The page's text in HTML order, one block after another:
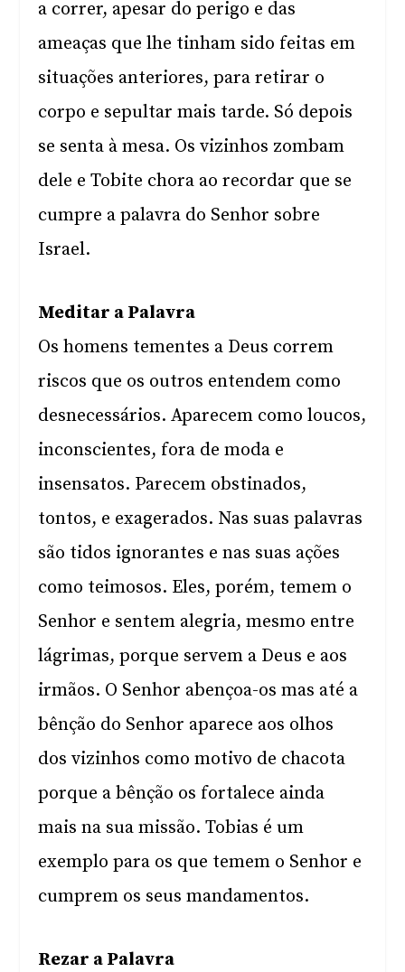
a correr, apesar do perigo e das
ameaças que lhe tinham sido feitas em
situações anteriores, para retirar o
corpo e sepultar mais tarde. Só depois
se senta à mesa. Os vizinhos zombam
dele e Tobite chora ao recordar que se
cumpre a palavra do Senhor sobre
Israel.
Meditar a Palavra
Os homens tementes a Deus correm
riscos que os outros entendem como
desnecessários. Aparecem como loucos,
inconscientes, fora de moda e
insensatos. Parecem obstinados,
tontos, e exagerados. Nas suas palavras
são tidos ignorantes e nas suas ações
como teimosos. Eles, porém, temem o
Senhor e sentem alegria, mesmo entre
lágrimas, porque servem a Deus e aos
irmãos. O Senhor abençoa-os mas até a
bênção do Senhor aparece aos olhos
dos vizinhos como motivo de chacota
porque a bênção os fortalece ainda
mais na sua missão. Tobias é um
exemplo para os que temem o Senhor e
cumprem os seus mandamentos.
Rezar a Palavra